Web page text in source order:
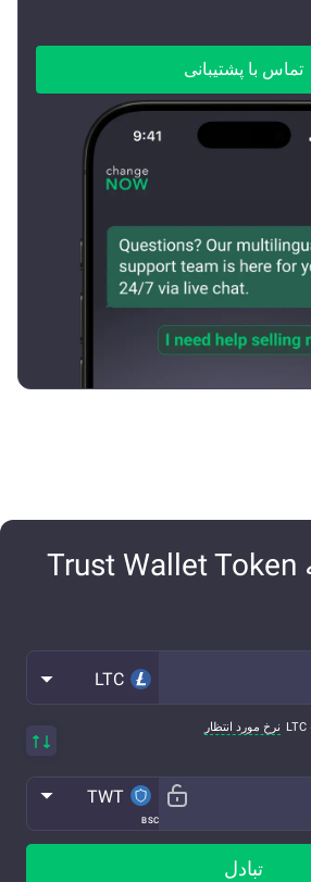
تماس با پشتیبانی
شروع مبادله Trust Wallet Token
LTC
نرخ مورد انتظار
BSC
TWT
تبادل